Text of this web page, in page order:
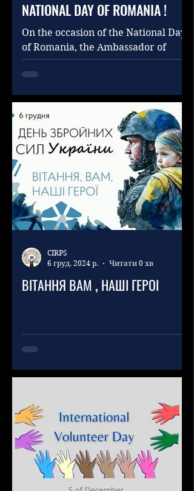
NATIONAL DAY OF ROMANIA !
On the occasion of the National Day
of Romania, the Ambassador of
Romania to Ukraine, His Excellency
Mr. Alexandru Victor Micula,...
ВІТАННЯ ВАМ , НАШІ ГЕРОІ
CIRPS
6 груд. 2024 р.
Читати 0 хв